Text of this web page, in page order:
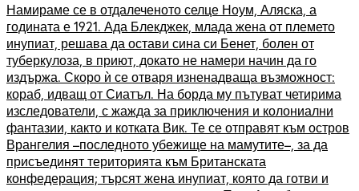
Намираме се в отдалеченото селце Ноум, Аляска, а
годината е 1921. Ада Блекджек, млада жена от племето
инупиат, решава да остави сина си Бенет, болен от
туберкулоза, в приют, докато не намери начин да го
издържа. Скоро ѝ се отваря изненадваща възможност:
кораб, идващ от Сиатъл. На борда му пътуват четирима
изследователи, с жажда за приключения и колониални
фантазии, както и котката Вик. Те се отправят към остров
Врангелия –последното убежище на мамутите–, за да
присъединят територията към Британската
конфедерация; търсят жена инупиат, която да готви и